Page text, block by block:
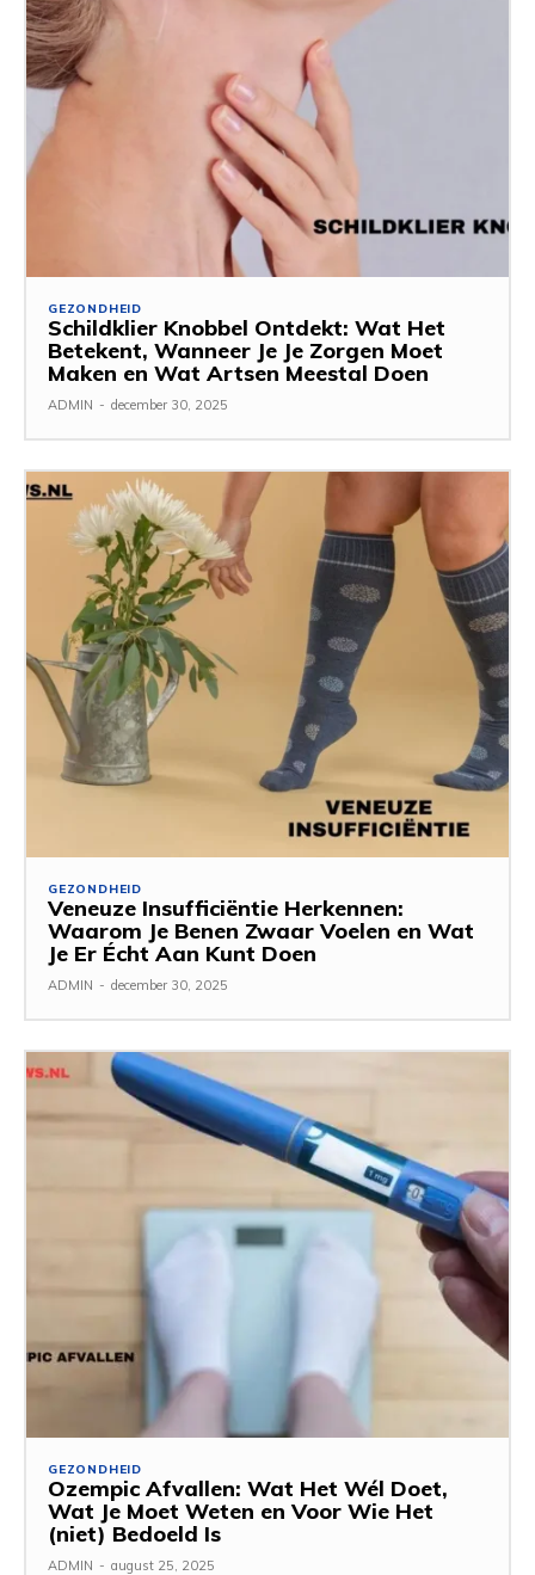
GEZONDHEID
Schildklier Knobbel Ontdekt: Wat Het
Betekent, Wanneer Je Je Zorgen Moet
Maken en Wat Artsen Meestal Doen
ADMIN - december 30, 2025
GEZONDHEID
Veneuze Insufficiëntie Herkennen:
Waarom Je Benen Zwaar Voelen en Wat
Je Er Écht Aan Kunt Doen
ADMIN - december 30, 2025
GEZONDHEID
Ozempic Afvallen: Wat Het Wél Doet,
Wat Je Moet Weten en Voor Wie Het
(niet) Bedoeld Is
ADMIN - august 25, 2025